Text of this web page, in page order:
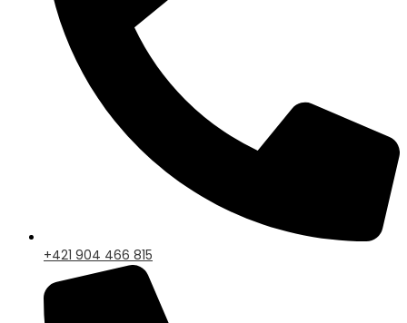
+421 904 466 815